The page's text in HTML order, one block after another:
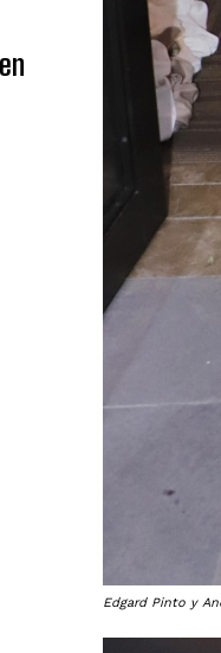
Edgard Pinto y